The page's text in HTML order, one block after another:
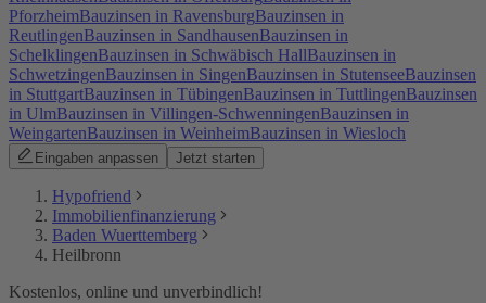
PforzheimBauzinsen in RavensburgBauzinsen in
ReutlingenBauzinsen in SandhausenBauzinsen in
SchelklingenBauzinsen in Schwäbisch HallBauzinsen in
SchwetzingenBauzinsen in SingenBauzinsen in StutenseeBauzinsen
in StuttgartBauzinsen in TübingenBauzinsen in TuttlingenBauzinsen
in UlmBauzinsen in Villingen-SchwenningenBauzinsen in
WeingartenBauzinsen in WeinheimBauzinsen in Wiesloch
Eingaben anpassen Jetzt starten
Hypofriend
Immobilienfinanzierung
Baden Wuerttemberg
Heilbronn
Kostenlos, online und unverbindlich!